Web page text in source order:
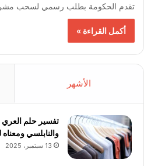
تقدم الحكومة بطلب رسمي لسحب
أكمل القراءة »
الأشهر
تفسير حلم العري
والنابلسي
13 سبتمبر، 2025